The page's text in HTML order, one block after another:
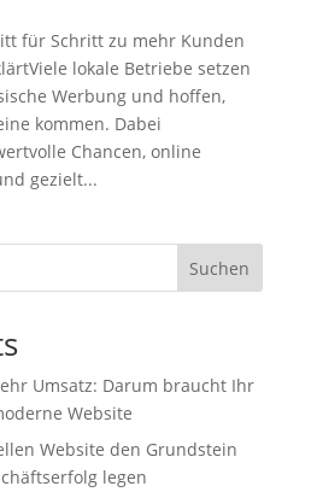
für Schritt zu mehr Kunden
lokale Betriebe setzen
Werbung und hoffen,
kommen. Dabei
Chancen, online
gezielt...
Suchen
Umsatz: Darum braucht Ihr
Website
Website den Grundstein
legen